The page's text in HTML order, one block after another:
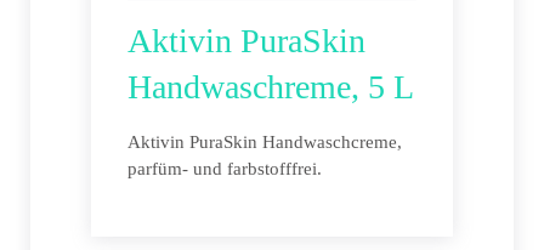
Aktivin PuraSkin
Handwaschreme, 5 L
Aktivin PuraSkin Handwaschcreme,
parfüm- und farbstofffrei.